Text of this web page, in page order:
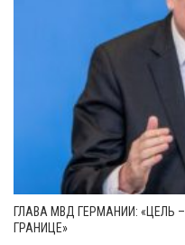
ГЛАВА МВД ГЕРМАНИИ: «ЦЕЛЬ
ГРАНИЦЕ»